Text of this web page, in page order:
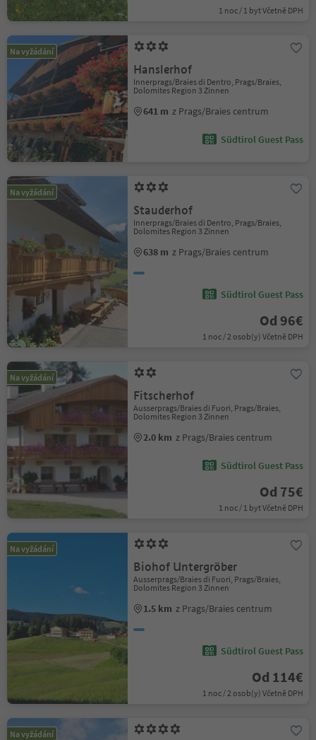
1 noc / 1 byt Včetně DPH
Na vyžádání
Hanslerhof
Innerprags/Braies di Dentro, Prags/Braies,
Dolomites Region 3 Zinnen
641 m z Prags/Braies centrum
Südtirol Guest Pass
Na vyžádání
Stauderhof
Innerprags/Braies di Dentro, Prags/Braies,
Dolomites Region 3 Zinnen
638 m z Prags/Braies centrum
Südtirol Guest Pass
Od 96€
1 noc / 2 osob(y) Včetně DPH
Na vyžádání
Fitscherhof
Ausserprags/Braies di Fuori, Prags/Braies,
Dolomites Region 3 Zinnen
2.0 km z Prags/Braies centrum
Südtirol Guest Pass
Od 75€
1 noc / 1 byt Včetně DPH
Na vyžádání
Biohof Untergröber
Ausserprags/Braies di Fuori, Prags/Braies,
Dolomites Region 3 Zinnen
1.5 km z Prags/Braies centrum
Südtirol Guest Pass
Od 114€
1 noc / 2 osob(y) Včetně DPH
Na vyžádání